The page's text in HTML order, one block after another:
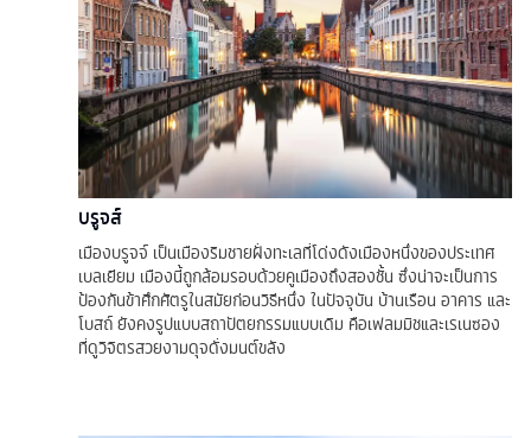
บรูจส์
เมืองบรูจจ์ เป็นเมืองริมชายฝั่งทะเลที่โด่งดังเมืองหนึ่งของประเทศ
เบลเยียม เมืองนี้ถูกล้อมรอบด้วยคูเมืองถึงสองชั้น ซึ่งน่าจะเป็นการ
ป้องกันข้าศึกศัตรูในสมัยก่อนวิธีหนึ่ง ในปัจจุบัน บ้านเรือน อาคาร และ
โบสถ์ ยังคงรูปแบบสถาปัตยกรรมแบบเดิม คือเฟลมมิชและเรเนซอง
ที่ดูวิจิตรสวยงามดุจดั่งมนต์ขลัง